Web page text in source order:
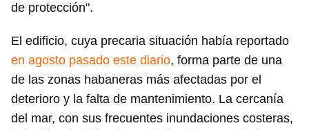
de protección".
El edificio, cuya precaria situación había reportado
en agosto pasado este diario, forma parte de una
de las zonas habaneras más afectadas por el
deterioro y la falta de mantenimiento. La cercanía
del mar, con sus frecuentes inundaciones costeras,